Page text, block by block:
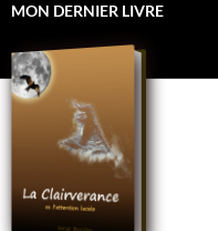
MON DERNIER LIVRE